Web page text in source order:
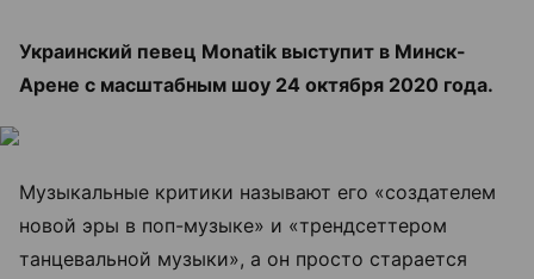
Украинский певец Monatik выступит в Минск-
Арене с масштабным шоу 24 октября 2020 года.
Музыкальные критики называют его «создателем
новой эры в поп-музыке» и «трендсеттером
танцевальной музыки», а он просто старается